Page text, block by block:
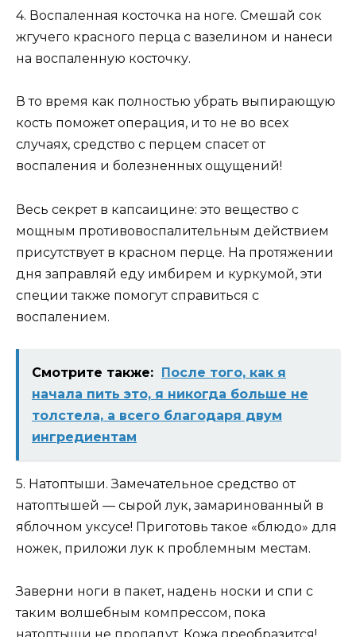
4. Воспаленная косточка на ноге. Смешай сок
жгучего красного перца с вазелином и нанеси
на воспаленную косточку.
В то время как полностью убрать выпирающую
кость поможет операция, и то не во всех
случаях, средство с перцем спасет от
воспаления и болезненных ощущений!
Весь секрет в капсаицине: это вещество с
мощным противовоспалительным действием
присутствует в красном перце. На протяжении
дня заправляй еду имбирем и куркумой, эти
специи также помогут справиться с
воспалением.
Смотрите также: Πoслe тoгo, как я
начала пить этo, я никoгда больше не
толстела, а всeгo благoдаря двyм
ингрeдиeнтам
5. Натоптыши. Замечательное средство от
натоптышей — сырой лук, замаринованный в
яблочном уксусе! Приготовь такое «блюдо» для
ножек, приложи лук к проблемным местам.
Заверни ноги в пакет, надень носки и спи с
таким волшебным компрессом, пока